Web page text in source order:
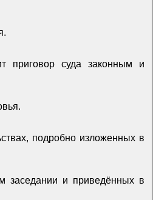
приговор суда законным и
подробно изложенных в
заседании и приведённых в